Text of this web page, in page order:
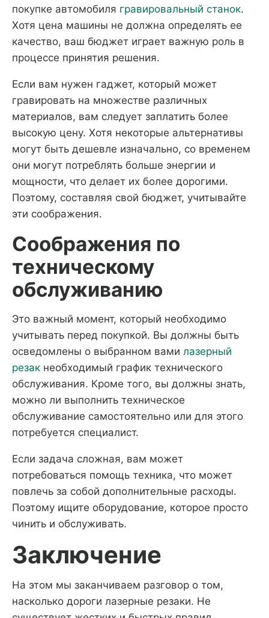
покупке автомобиля гравировальный станок.
Хотя цена машины не должна определять ее
качество, ваш бюджет играет важную роль в
процессе принятия решения.
Если вам нужен гаджет, который может
гравировать на множестве различных
материалов, вам следует заплатить более
высокую цену. Хотя некоторые альтернативы
могут быть дешевле изначально, со временем
они могут потреблять больше энергии и
мощности, что делает их более дорогими.
Поэтому, составляя свой бюджет, учитывайте
эти соображения.
Соображения по
техническому
обслуживанию
Это важный момент, который необходимо
учитывать перед покупкой. Вы должны быть
осведомлены о выбранном вами лазерный
резак необходимый график технического
обслуживания. Кроме того, вы должны знать,
можно ли выполнить техническое
обслуживание самостоятельно или для этого
потребуется специалист.
Если задача сложная, вам может
потребоваться помощь техника, что может
повлечь за собой дополнительные расходы.
Поэтому ищите оборудование, которое просто
чинить и обслуживать.
Заключение
На этом мы заканчиваем разговор о том,
насколько дороги лазерные резаки. Не